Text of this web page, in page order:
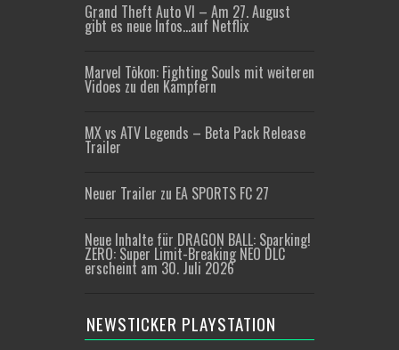
Grand Theft Auto VI – Am 27. August
gibt es neue Infos…auf Netflix
Marvel Tōkon: Fighting Souls mit weiteren
Vidoes zu den Kämpfern
MX vs ATV Legends – Beta Pack Release
Trailer
Neuer Trailer zu EA SPORTS FC 27
Neue Inhalte für DRAGON BALL: Sparking!
ZERO: Super Limit-Breaking NEO DLC
erscheint am 30. Juli 2026
NEWSTICKER PLAYSTATION